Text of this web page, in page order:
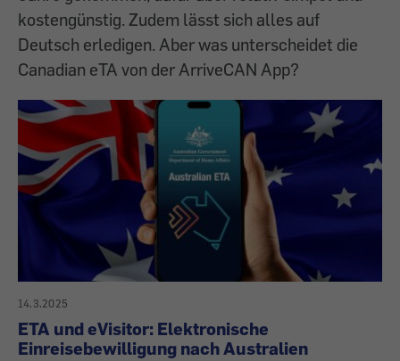
kostengünstig. Zudem lässt sich alles auf
Deutsch erledigen. Aber was unterscheidet die
Canadian eTA von der ArriveCAN App?
14.3.2025
ETA und eVisitor: Elektronische
Einreisebewilligung nach Australien